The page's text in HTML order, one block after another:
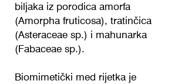
biljaka iz porodica amorfa
(Amorpha fruticosa), tratinčica
(Asteraceae sp.) i mahunarka
(Fabaceae sp.).
Biomimetički med rijetka je